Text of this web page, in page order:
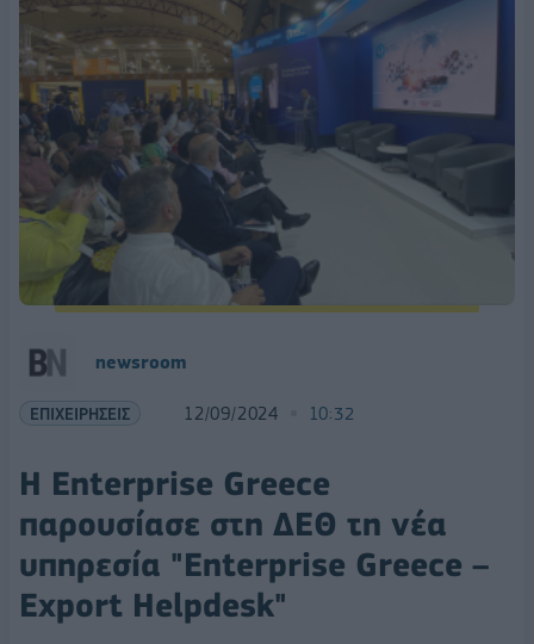
newsroom
ΕΠΙΧΕΙΡΗΣΕΙΣ 12/09/2024 10:32
Η Enterprise Greece
παρουσίασε στη ΔΕΘ τη νέα
υπηρεσία "Enterprise Greece –
Export Helpdesk"